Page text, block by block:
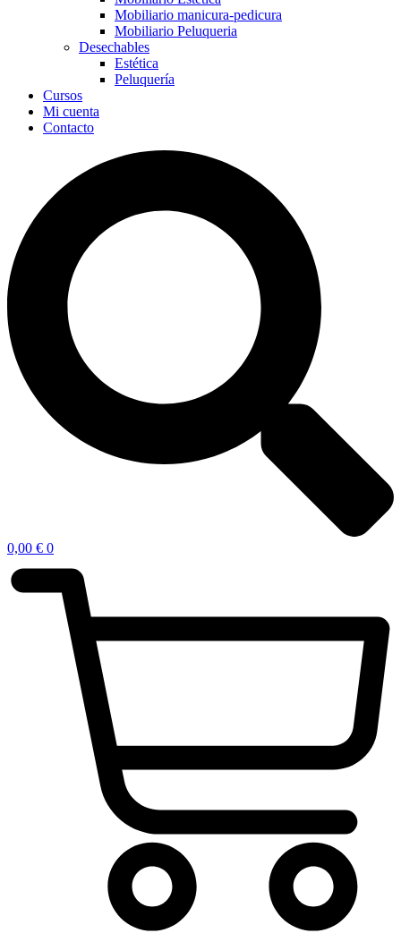
Mobiliario manicura-pedicura
Mobiliario Peluqueria
Desechables
Estética
Peluquería
Cursos
Mi cuenta
Contacto
0,00 € 0